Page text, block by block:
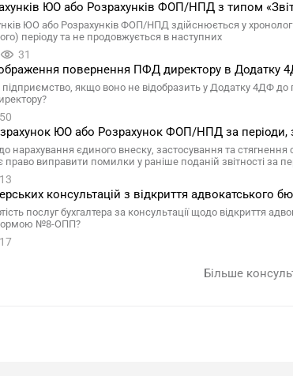
ЮО або Розрахунків ФОП/НПД з типом
ЮО або Розрахунків ФОП/НПД здійснюється у
періоду та не продовжується в наступних
31
повернення ПФД директору в Додатку
якщо воно не відобразить у Додатку 4ДФ до
50
ЮО або Розрахунок ФОП/НПД за періоди,
нарахування єдиного внеску, застосування та
виправити помилки у раніше поданій звітності за
13
консультацій з відкриття адвокатського
послуг бухгалтера за консультації щодо відкриття
№8-ОПП?
17
Більше